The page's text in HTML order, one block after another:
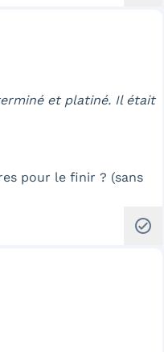
et platiné. Il était
pour le finir ? (sans
check_circle